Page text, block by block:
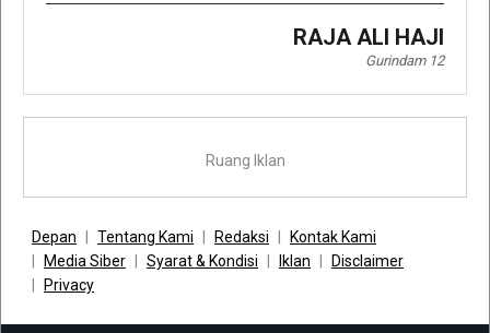
RAJA ALI HAJI
Gurindam 12
Ruang Iklan
Depan Tentang Kami Redaksi
Kontak Kami
Media Siber
Syarat & Kondisi Iklan
Disclaimer
Privacy